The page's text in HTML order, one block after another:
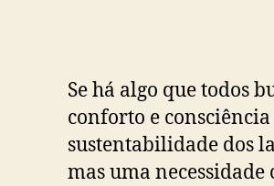
Se há algo que todos
conforto e
sustentabilidade dos
mas uma